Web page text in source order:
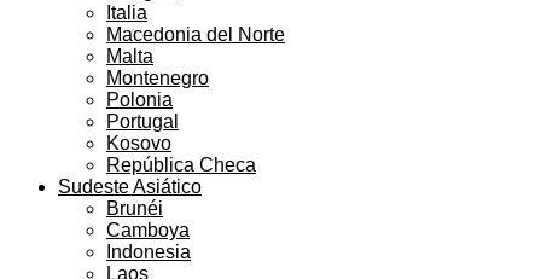
Italia
Macedonia del Norte
Malta
Montenegro
Polonia
Portugal
Kosovo
República Checa
Sudeste Asiático
Brunéi
Camboya
Indonesia
Laos